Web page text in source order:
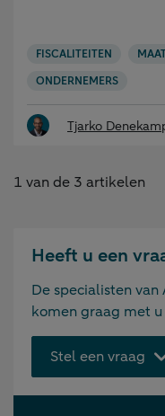
FISCALITEITEN
ONDERNEMERS
Tjarko
1 van de 3 artikelen
Heeft u een
De specialisten van
komen graag met
Stel een vraag